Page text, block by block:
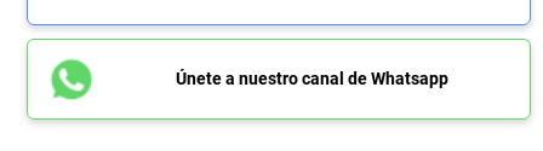
Únete a nuestro canal de Whatsapp